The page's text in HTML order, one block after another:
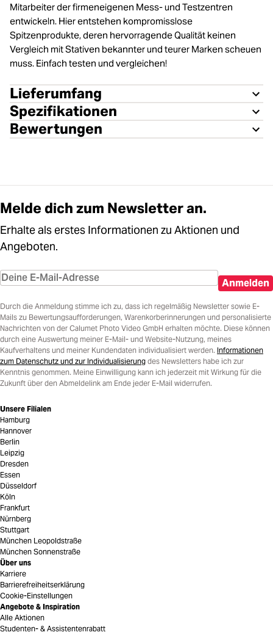
Mitarbeiter der firmeneigenen Mess- und Testzentren
entwickeln. Hier entstehen kompromisslose
Spitzenprodukte, deren hervorragende Qualität keinen
Vergleich mit Stativen bekannter und teurer Marken scheuen
muss. Einfach testen und vergleichen!
Lieferumfang
Spezifikationen
Bewertungen
Melde dich zum Newsletter an.
Erhalte als erstes Informationen zu Aktionen und
Angeboten.
Anmelden
Durch die Anmeldung stimme ich zu, dass ich regelmäßig Newsletter sowie E-
Mails zu Bewertungsaufforderungen, Warenkorberinnerungen und personalisierte
Nachrichten von der Calumet Photo Video GmbH erhalten möchte. Diese können
durch eine Auswertung meiner E-Mail- und Website-Nutzung, meines
Kaufverhaltens und meiner Kundendaten individualisiert werden. Informationen
zum Datenschutz und zur Individualisierung des Newsletters habe ich zur
Kenntnis genommen. Meine Einwilligung kann ich jederzeit mit Wirkung für die
Zukunft über den Abmeldelink am Ende jeder E-Mail widerrufen.
Unsere Filialen
Hamburg
Hannover
Berlin
Leipzig
Dresden
Essen
Düsseldorf
Köln
Frankfurt
Nürnberg
Stuttgart
München Leopoldstraße
München Sonnenstraße
Über uns
Karriere
Barrierefreiheitserklärung
Cookie-Einstellungen
Angebote & Inspiration
Alle Aktionen
Studenten- & Assistentenrabatt